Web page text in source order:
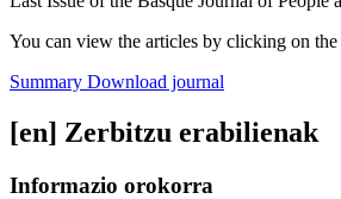
You can view the articles by clicking on
Summary Download journal
[en] Zerbitzu erabilienak
Informazio orokorra